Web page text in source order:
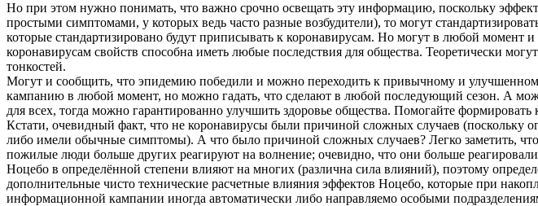
Но при этом нужно понимать, что важно срочно освещать эту информацию, поскольку
простыми симптомами, у которых ведь часто разные возбудители), то могут
которые стандартизировано будут приписывать к коронавирусам. Но могут в любой момент
коронавирусам свойств способна иметь любые последствия для общества. Теоретически
тонкостей.
Могут и сообщить, что эпидемию победили и можно переходить к привычному и
кампанию в любой момент, но можно гадать, что сделают в любой последующий сезон. А
для всех, тогда можно гарантированно улучшить здоровье общества. Помогайте
Кстати, очевидный факт, что не коронавирусы были причиной сложных случаев (поскольку
либо имели обычные симптомы). А что было причиной сложных случаев? Легко заметить,
пожилые люди больше других реагируют на волнение; очевидно, что они больше
Ноцебо в определённой степени влияют на многих (различна сила влияний), поэтому
дополнительные чисто технические расчетные влияния эффектов Ноцебо, которые при
информационной кампании иногда автоматически либо направляемо особыми